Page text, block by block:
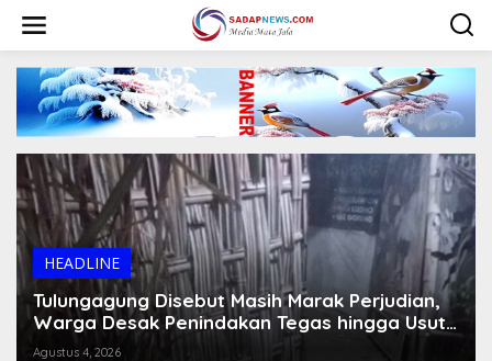
w
HEADLINE
Tulungagung Disebut Masih Marak Perjudian,
Warga Desak Penindakan Tegas hingga Usut
Dugaan Beking
Agustus 4, 2026